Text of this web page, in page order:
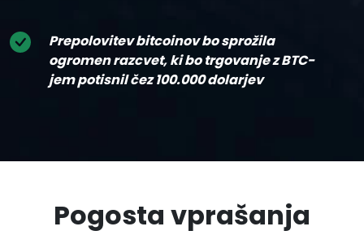
Prepolovitev bitcoinov bo sprožila
ogromen razcvet, ki bo trgovanje z BTC-
jem potisnil čez 100.000 dolarjev
Pogosta vprašanja